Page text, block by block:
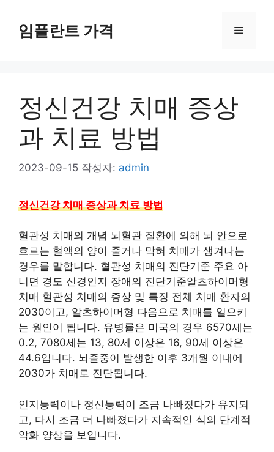
임플란트 가격 메
정신건강 치매 증상
과 치료 방법
2023-09-15 작성자: admin
정신건강 치매 증상과 치료 방법
혈관성 치매의 개념 뇌혈관 질환에 의해 뇌 안으로
흐르는 혈액의 양이 줄거나 막혀 치매가 생겨나는
경우를 말합니다. 혈관성 치매의 진단기준 주요 아
니면 경도 신경인지 장애의 진단기준알츠하이머형
치매 혈관성 치매의 증상 및 특징 전체 치매 환자의
2030이고, 알츠하이머형 다음으로 치매를 일으키
는 원인이 됩니다. 유병률은 미국의 경우 6570세는
0.2, 7080세는 13, 80세 이상은 16, 90세 이상은
44.6입니다. 뇌졸중이 발생한 이후 3개월 이내에
2030가 치매로 진단됩니다.
인지능력이나 정신능력이 조금 나빠졌다가 유지되
고, 다시 조금 더 나빠졌다가 지속적인 식의 단계적
악화 양상을 보입니다.